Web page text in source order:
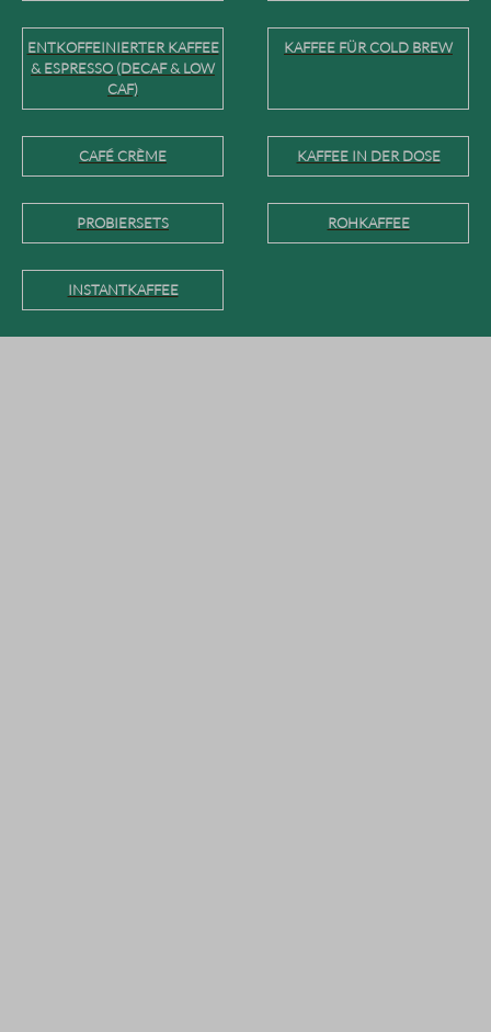
ENTKOFFEINIERTER KAFFEE
& ESPRESSO (DECAF & LOW
CAF)
KAFFEE FÜR COLD BREW
CAFÉ CRÈME KAFFEE IN DER DOSE
PROBIERSETS ROHKAFFEE
INSTANTKAFFEE